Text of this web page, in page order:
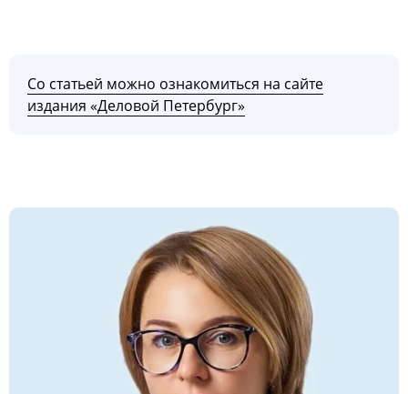
Со статьей можно ознакомиться на сайте
издания «Деловой Петербург»